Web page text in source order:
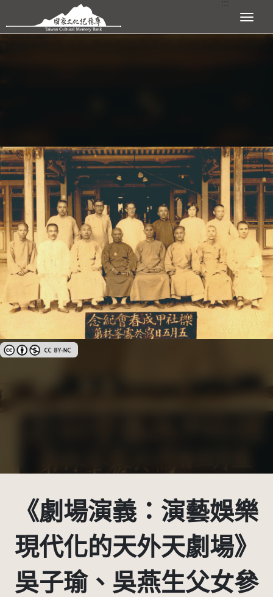
跳到主要內容區塊 展開選單
:::
創用CC姓名標示-非商業性 3.0 台灣及其後版本(CC BY-NC 3.0 TW +)
《劇場演義：演藝娛樂
現代化的天外天劇場》
吳子瑜、吳燕生父女參